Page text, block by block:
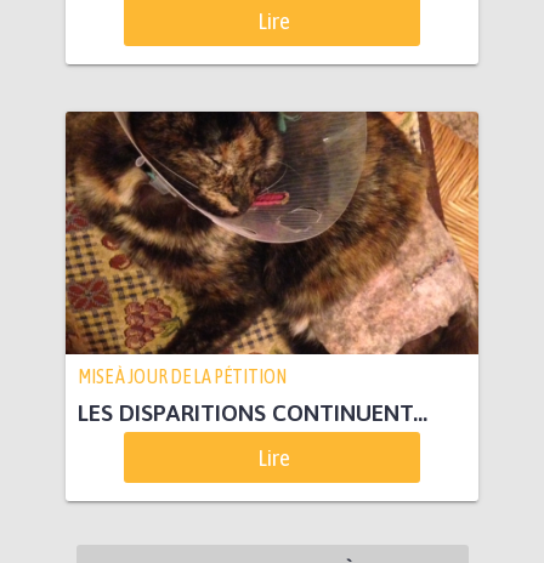
Lire
MISE À JOUR DE LA PÉTITION
LES DISPARITIONS CONTINUENT...
Lire